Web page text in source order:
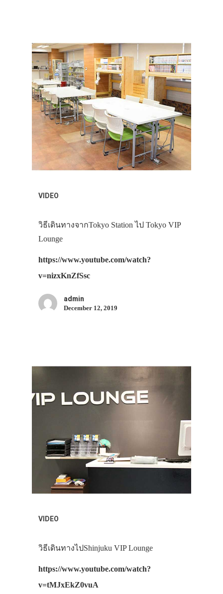
VIDEO
วิธีเดินทางจากTokyo Station ไป Tokyo VIP
Lounge
https://www.youtube.com/watch?
v=nizxKnZfSsc
admin
December 12, 2019
VIDEO
วิธีเดินทางไปShinjuku VIP Lounge
https://www.youtube.com/watch?
v=tMJxEkZ0vuA